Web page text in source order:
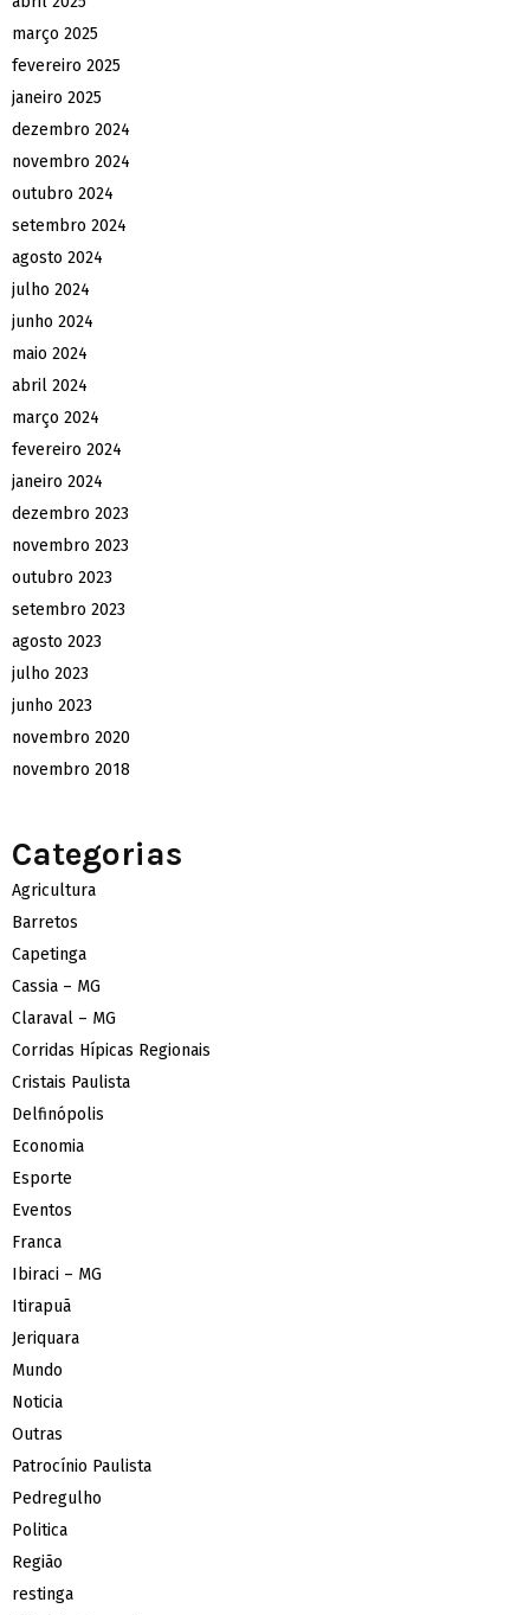
março 2025
fevereiro 2025
janeiro 2025
dezembro 2024
novembro 2024
outubro 2024
setembro 2024
agosto 2024
julho 2024
junho 2024
maio 2024
abril 2024
março 2024
fevereiro 2024
janeiro 2024
dezembro 2023
novembro 2023
outubro 2023
setembro 2023
agosto 2023
julho 2023
junho 2023
novembro 2020
novembro 2018
Categorias
Agricultura
Barretos
Capetinga
Cassia – MG
Claraval – MG
Corridas Hípicas Regionais
Cristais Paulista
Delfinópolis
Economia
Esporte
Eventos
Franca
Ibiraci – MG
Itirapuã
Jeriquara
Mundo
Noticia
Outras
Patrocínio Paulista
Pedregulho
Politica
Região
restinga